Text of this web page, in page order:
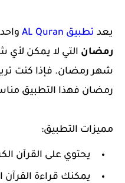
يعد تطبيق AL Quran
رمضان التي لا يمكن
شهر رمضان. فإذا كنت
رمضان فهذا التطبيق
مميزات التطبيق:
يحتوي على القرآن
يمكنك قراءة القرآن